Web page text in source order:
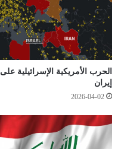
الحرب الأمريكية الإسرائيلية على
إيران
2026-04-02